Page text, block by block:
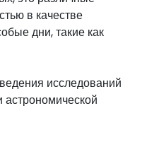
в качестве
дни, такие как
исследований
астрономической